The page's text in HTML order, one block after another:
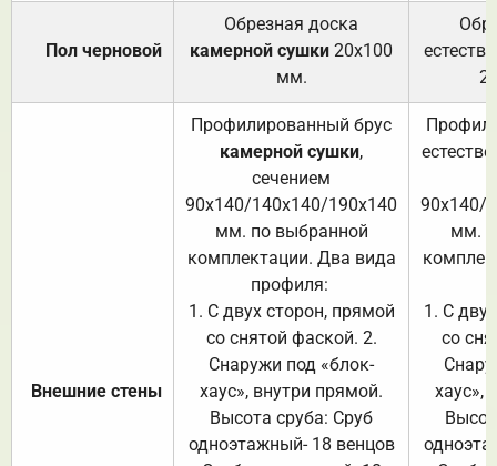
Пол черновой
Обрезная доска
камерной сушки 20х100
мм.
Внешние стены
Профилированный брус
камерной сушки,
сечением
90х140/140х140/190х140
мм. по выбранной
комплектации. Два вида
профиля:
1. С двух сторон, прямой
со снятой фаской. 2.
Снаружи под «блок-
хаус», внутри прямой.
Высота сруба: Сруб
одноэтажный- 18 венцов
90х140/
мм.
1. С
со
хаус»,